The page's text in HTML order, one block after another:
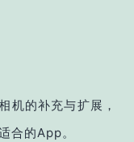
机的补充与扩展，
合的App。